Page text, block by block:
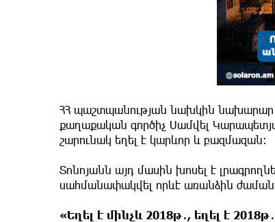
ՀՀ պաշտպանության նախկին նախարար
քաղաքական գործիչ Սամվել
շարունակ եղել է կարևոր և բազմազան։
Տոնոյանն այդ մասին խոսել է
սահմանափակվել որևէ առանձին
«Եղել է մինչև 2018թ․, եղել է